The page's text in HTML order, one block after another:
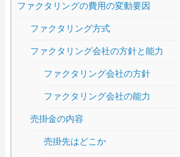
ファクタリングの費用の変動要因
ファクタリング方式
ファクタリング会社の方針と能力
ファクタリング会社の方針
ファクタリング会社の能力
売掛金の内容
売掛先はどこか